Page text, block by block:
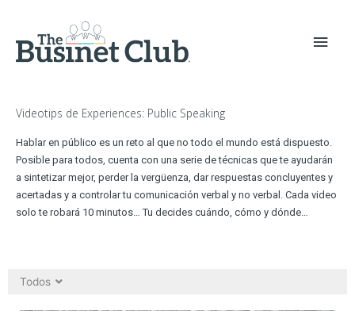
Videotips de Experiences: Public Speaking
Hablar en público es un reto al que no todo el mundo está dispuesto.
Posible para todos, cuenta con una serie de técnicas que te ayudarán
a sintetizar mejor, perder la vergüenza, dar respuestas concluyentes y
acertadas y a controlar tu comunicación verbal y no verbal. Cada video
solo te robará 10 minutos… Tu decides cuándo, cómo y dónde…
Todos